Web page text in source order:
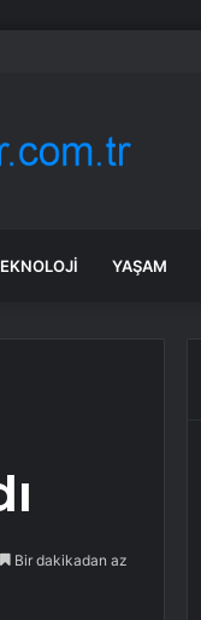
YAŞAM
Bir dakikadan az